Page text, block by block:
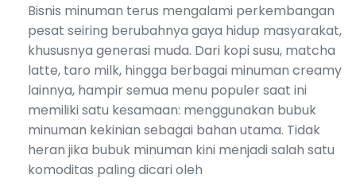
Bisnis minuman terus mengalami perkembangan
pesat seiring berubahnya gaya hidup masyarakat,
khususnya generasi muda. Dari kopi susu, matcha
latte, taro milk, hingga berbagai minuman creamy
lainnya, hampir semua menu populer saat ini
memiliki satu kesamaan: menggunakan bubuk
minuman kekinian sebagai bahan utama. Tidak
heran jika bubuk minuman kini menjadi salah satu
komoditas paling dicari oleh